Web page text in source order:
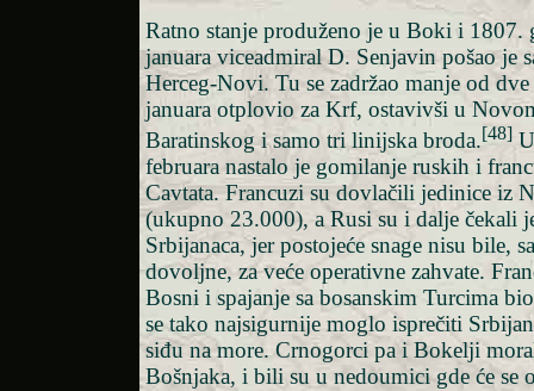
Ratno stanje produženo je u Boki i 1807.
januara viceadmiral D. Senjavin pošao je
Herceg-Novi. Tu se zadržao manje od
januara otplovio za Krf, ostavivši u
Baratinskog i samo tri linijska broda.[48]
februara nastalo je gomilanje ruskih i
Cavtata. Francuzi su dovlačili jedinice iz
(ukupno 23.000), a Rusi su i dalje čekali
Srbijanaca, jer postojeće snage nisu bile,
dovoljne, za veće operativne zahvate.
Bosni i spajanje sa bosanskim Turcima
se tako najsigurnije moglo isprečiti
siđu na more. Crnogorci pa i Bokelji
Bošnjaka, i bili su u nedoumici gde će se